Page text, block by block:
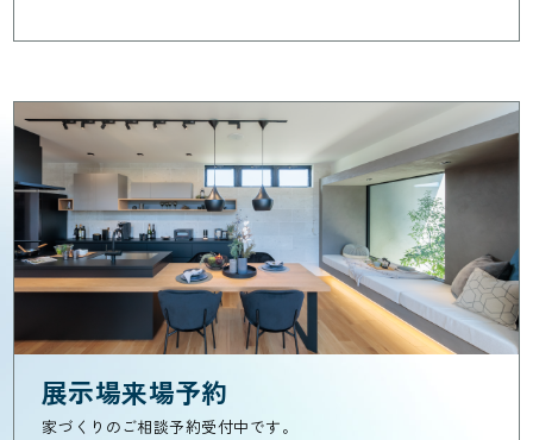
展示場来場予約
家づくりのご相談予約受付中です。